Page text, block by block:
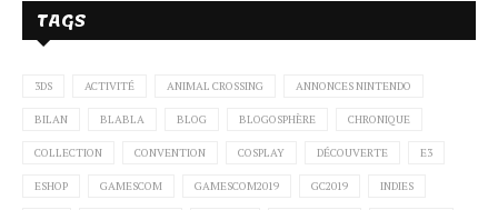
TAGS
3DS ACTIVITÉ ANIMAL CROSSING ANNONCES NINTENDO
BILAN BLABLA BLOG BLOGOSPHÈRE CHRONIQUE
COLLECTION CONVENTION COSPLAY DÉCOUVERTE E3
ESHOP GAMESCOM GAMESCOM2019 GC2019 INDIES